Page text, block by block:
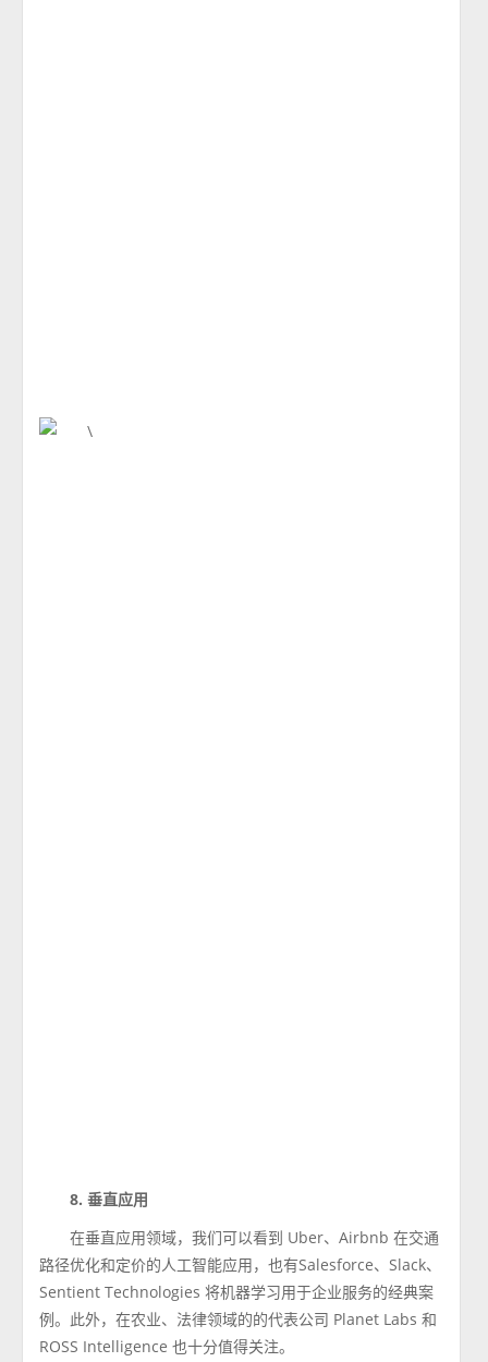
8. 垂直应用
在垂直应用领域，我们可以看到 Uber、Airbnb 在交通
路径优化和定价的人工智能应用，也有Salesforce、Slack、
Sentient Technologies 将机器学习用于企业服务的经典案
例。此外，在农业、法律领域的的代表公司 Planet Labs 和
ROSS Intelligence 也十分值得关注。